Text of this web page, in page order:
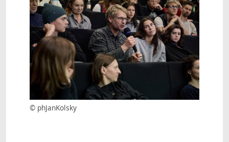
© phJanKolsky